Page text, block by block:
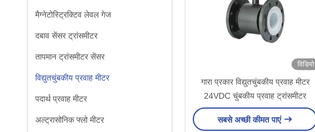
मैग्नेटोस्ट्रिक्टिव लेवल गेज
दबाव सेंसर ट्रांसमीटर
तापमान ट्रांसमीटर सेंसर
विद्युतचुंबकीय प्रवाह मीटर
पदार्थ प्रवाह मीटर
अल्ट्रासोनिक फ्लो मीटर
विडियो
गारा प्रकार विद्युतचुंबकीय प्रवाह मीटर
24VDC चुंबकीय प्रवाह ट्रांसमीटर
सबसे अच्छी कीमत पाएं